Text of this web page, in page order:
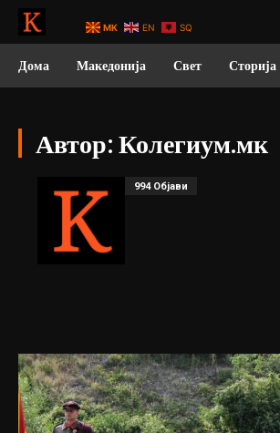
Дома Македонија Свет Сторија
Автор: Колегиум.мк
994 Објави
MK EN SQ